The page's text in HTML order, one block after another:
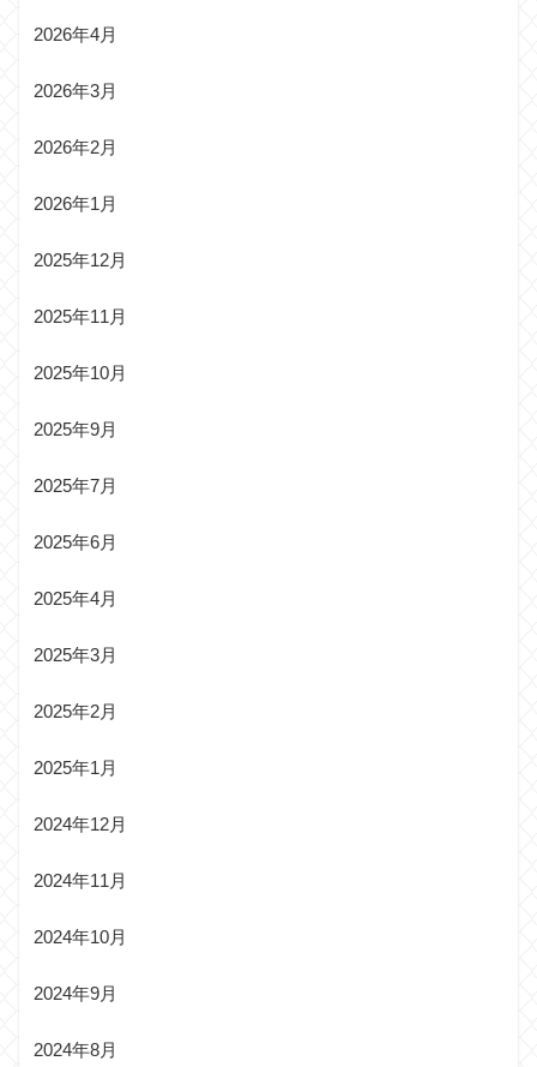
2026年4月
2026年3月
2026年2月
2026年1月
2025年12月
2025年11月
2025年10月
2025年9月
2025年7月
2025年6月
2025年4月
2025年3月
2025年2月
2025年1月
2024年12月
2024年11月
2024年10月
2024年9月
2024年8月